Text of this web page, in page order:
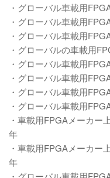
・グローバル車載用
・グローバル車載用
・グローバル車載用
・グローバルの車載用
・グローバル車載用
・グローバル車載用
・グローバル車載用
・グローバル車載用
・車載用FPGAメーカー
年
・車載用FPGAメーカー
年